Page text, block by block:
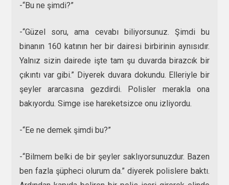
-“Bu ne şimdi?”
-“Güzel soru, ama cevabı biliyorsunuz. Şimdi bu
binanın 160 katının her bir dairesi birbirinin aynısıdır.
Yalnız sizin dairede işte tam şu duvarda birazcık bir
çıkıntı var gibi.” Diyerek duvara dokundu. Elleriyle bir
şeyler ararcasına gezdirdi. Polisler merakla ona
bakıyordu. Simge ise hareketsizce onu izliyordu.
-“Ee ne demek şimdi bu?”
-“Bilmem belki de bir şeyler saklıyorsunuzdur. Bazen
ben fazla şüpheci olurum da.” diyerek polislere baktı.